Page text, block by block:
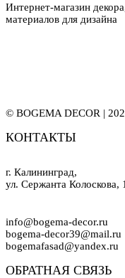
Интернет-магазин
материалов для дизайна
© BOGEMA DECOR |
КОНТАКТЫ
г. Калининград,
ул. Сержанта Колоскова,
info@bogema-decor.ru
bogema-decor39@mail.ru
bogemafasad@yandex.ru
ОБРАТНАЯ СВЯЗЬ